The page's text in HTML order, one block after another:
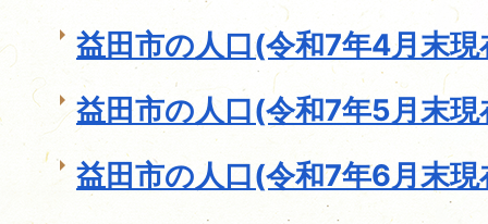
益田市の人口(令和7年4月末現
益田市の人口(令和7年5月末現
益田市の人口(令和7年6月末現